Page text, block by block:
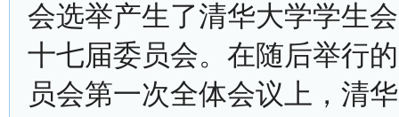
会选举产生了清华大学学生
十七届委员会。在随后举行
员会第一次全体会议上，清